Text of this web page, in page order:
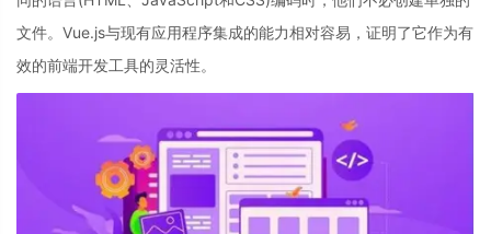
文件。Vue.js与现有应用程序集成的能力相对容易，证明了它作为有
效的前端开发工具的灵活性。